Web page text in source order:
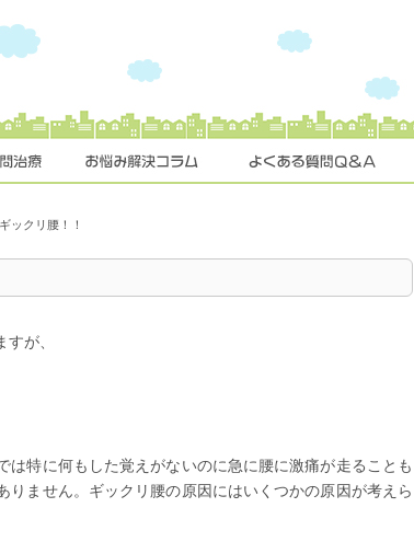
ギックリ腰！！
が、
は特に何もした覚えがないのに急に腰に激痛が走ることも
ません。ギックリ腰の原因にはいくつかの原因が考えら